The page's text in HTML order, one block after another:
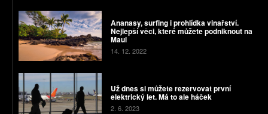
Ananasy, surfing i prohlídka vinařství.
Nejlepší věci, které můžete podniknout na
Maui
14. 12. 2022
Už dnes si můžete rezervovat první
elektrický let. Má to ale háček
2. 6. 2023